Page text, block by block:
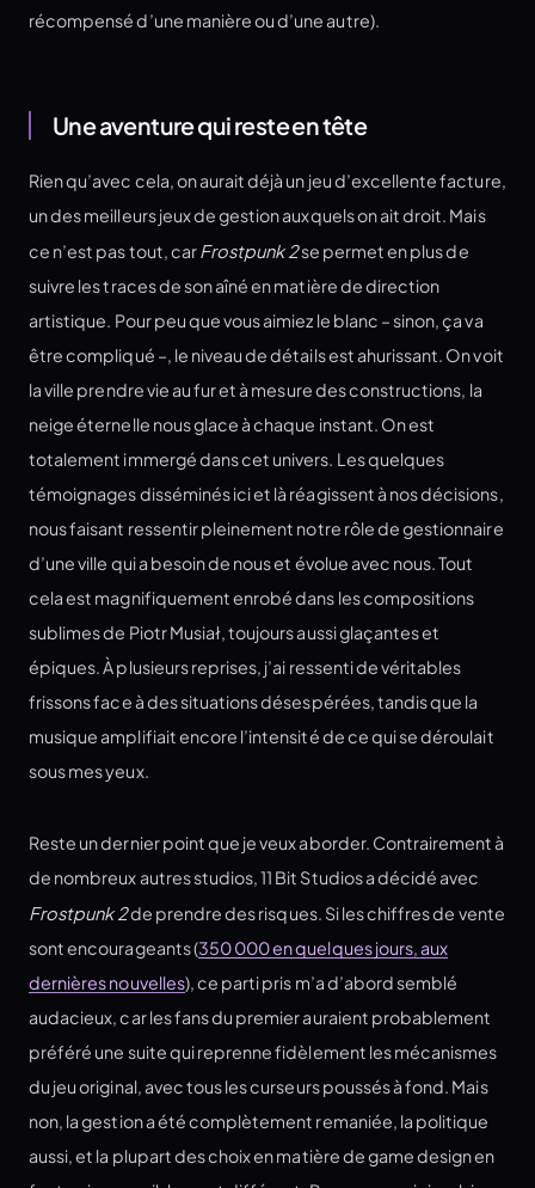
récompensé d’une manière ou d’une autre).
Une aventure qui reste en tête
Rien qu’avec cela, on aurait déjà un jeu d’excellente facture,
un des meilleurs jeux de gestion auxquels on ait droit. Mais
ce n’est pas tout, carFrostpunk 2se permet en plus de
suivre les traces de son aîné en matière de direction
artistique. Pour peu que vous aimiez le blanc – sinon, ça va
être compliqué –, le niveau de détails est ahurissant. On voit
la ville prendre vie au fur et à mesure des constructions, la
neige éternelle nous glace à chaque instant. On est
totalement immergé dans cet univers. Les quelques
témoignages disséminés ici et là réagissent à nos décisions,
nous faisant ressentir pleinement notre rôle de gestionnaire
d’une ville qui a besoin de nous et évolue avec nous. Tout
cela est magnifiquement enrobé dans les compositions
sublimes de Piotr Musiał, toujours aussi glaçantes et
épiques. À plusieurs reprises, j’ai ressenti de véritables
frissons face à des situations désespérées, tandis que la
musique amplifiait encore l’intensité de ce qui se déroulait
sous mes yeux.
Reste un dernier point que je veux aborder. Contrairement à
de nombreux autres studios, 11 Bit Studios a décidé avec
Frostpunk 2de prendre des risques. Si les chiffres de vente
sont encourageants (350 000 en quelques jours, aux
dernières nouvelles), ce parti pris m’a d’abord semblé
audacieux, car les fans du premier auraient probablement
préféré une suite qui reprenne fidèlement les mécanismes
du jeu original, avec tous les curseurs poussés à fond. Mais
non, la gestion a été complètement remaniée, la politique
aussi, et la plupart des choix en matière de game design en